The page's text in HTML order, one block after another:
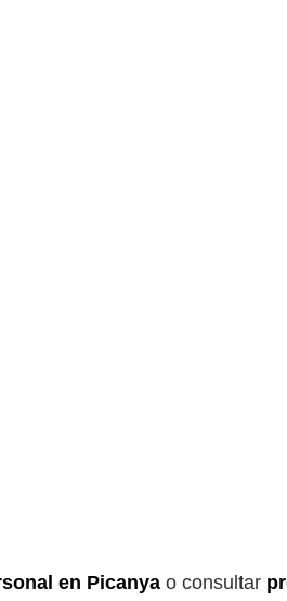
en Picanya o consultar